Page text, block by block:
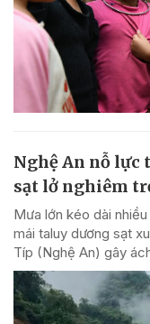
Nghệ An nỗ lực
sạt lở nghiêm
Mưa lớn kéo dài
mái taluy dương sạt
Típ (Nghệ An) gây